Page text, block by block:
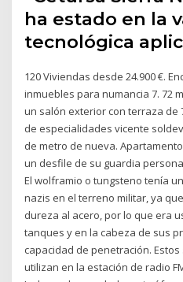
ha estado en la
tecnológica
120 Viviendas desde 24.900 €.
inmuebles para numancia 7. 72
un salón exterior con terraza de
de especialidades vicente
de metro de nueva.
un desfile de su guardia
El wolframio o tungsteno tenía
nazis en el terreno militar, ya
dureza al acero, por lo que era
tanques y en la cabeza de sus
capacidad de penetración.
utilizan en la estación de radio